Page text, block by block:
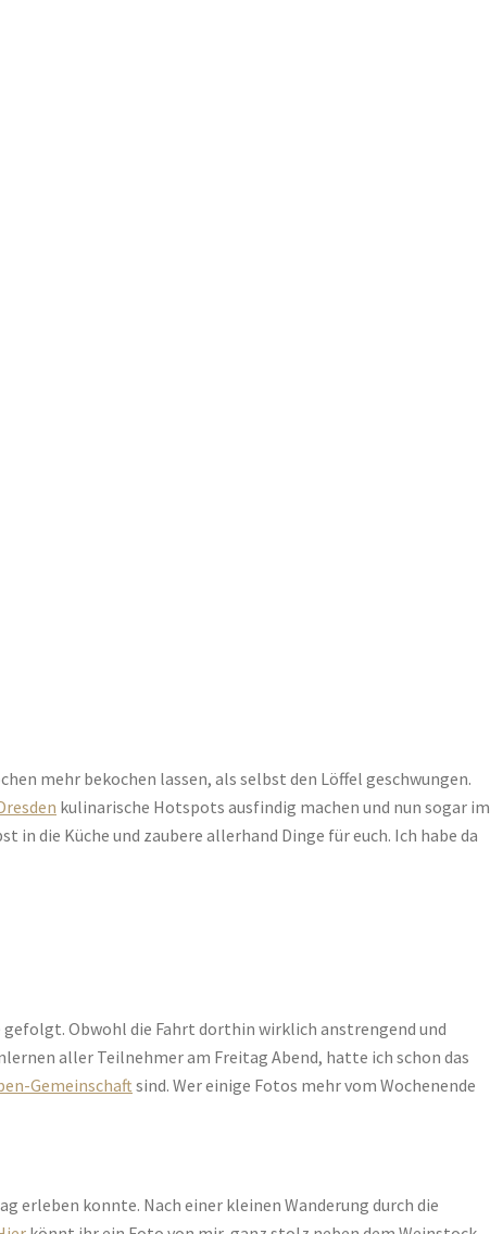
mehr bekochen lassen, als selbst den Löffel geschwungen.
kulinarische Hotspots ausfindig machen und nun sogar im
die Küche und zaubere allerhand Dinge für euch. Ich habe da
gefolgt. Obwohl die Fahrt dorthin wirklich anstrengend und
aller Teilnehmer am Freitag Abend, hatte ich schon das
Gemeinschaft sind. Wer einige Fotos mehr vom Wochenende
erleben konnte. Nach einer kleinen Wanderung durch die